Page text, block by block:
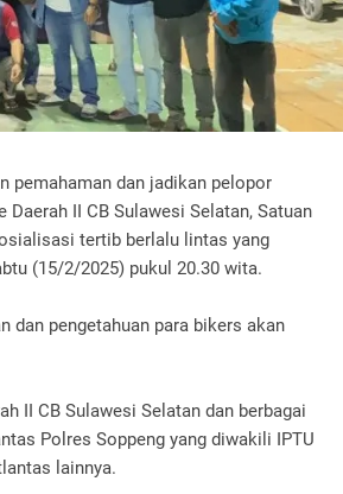
pemahaman dan jadikan pelopor
II CB Sulawesi Selatan, Satuan
tertib berlalu lintas yang
(15/2/2025) pukul 20.30 wita.
dan pengetahuan para bikers akan
II CB Sulawesi Selatan dan berbagai
Polres Soppeng yang diwakili IPTU
lainnya.